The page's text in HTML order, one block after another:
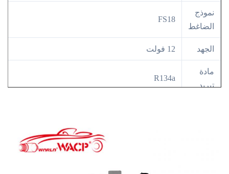
نموذج
الضاغط
FS18
الجهد 12 فولت
مادة
تبريد
R134a